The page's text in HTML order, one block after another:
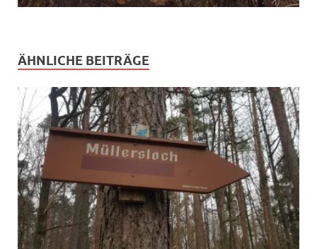
ÄHNLICHE BEITRÄGE